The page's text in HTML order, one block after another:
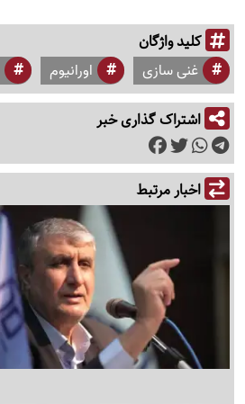
کلید واژگان
غنی سازی اورانیوم
اشتراک گذاری خبر
اخبار مرتبط